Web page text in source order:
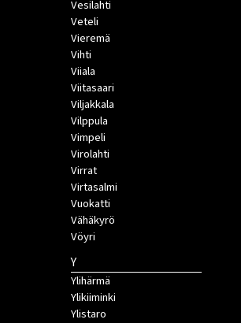
Vesilahti
Veteli
Vieremä
Vihti
Viiala
Viitasaari
Viljakkala
Vilppula
Vimpeli
Virolahti
Virrat
Virtasalmi
Vuokatti
Vähäkyrö
Vöyri
Y
Ylihärmä
Ylikiiminki
Ylistaro